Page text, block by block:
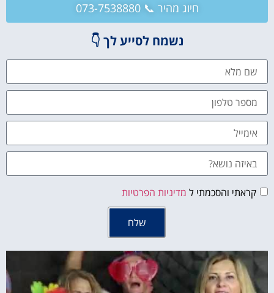
חיוג מהיר 📞 073-7538880
נשמח לסייע לך 👇
קראתי והסכמתי ל מדיניות הפרטיות
שלח